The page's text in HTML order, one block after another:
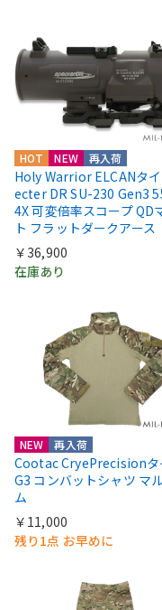
HOT NEW 再入荷
Holy Warrior ELCANタ
ecter DR SU-230 Gen3
4X 可変倍率スコープ QD
ト フラットダークアース
￥36,900
在庫あり
NEW 再入荷
Cootac CryePrecisionタ
G3 コンバットシャツ マ
ム
￥11,000
残り1点 お早めに